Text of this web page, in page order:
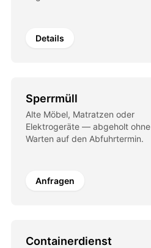
Details
Sperrmüll
Alte Möbel, Matratzen oder
Elektrogeräte — abgeholt ohne
Warten auf den Abfuhrtermin.
Anfragen
Containerdienst